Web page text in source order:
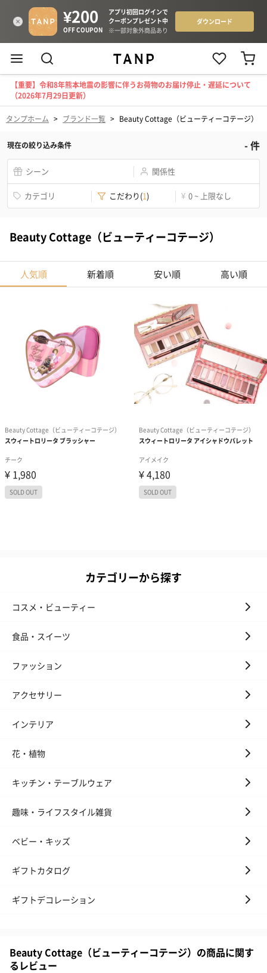
【重要】令和8年熊本地震の影響に伴うお荷物のお届け停止・遅延について
（2026年7月29日更新）
タンプホーム > ブランド一覧 > Beauty Cottage（ビューティーコテージ）
現在の絞り込み条件 -件
シーン 関係性
カテゴリ こだわり(1) ¥ 0 ~ 上限なし
Beauty Cottage（ビューティーコテージ）
人気順 新着順 安い順 高い順
カテゴリーから探す
コスメ・ビューティー
食品・スイーツ
ファッション
アクセサリー
インテリア
花・植物
キッチン・テーブルウェア
趣味・ライフスタイル雑貨
ベビー・キッズ
ギフトカタログ
ギフトデコレーション
Beauty Cottage（ビューティーコテージ）の商品に関す
るレビュー